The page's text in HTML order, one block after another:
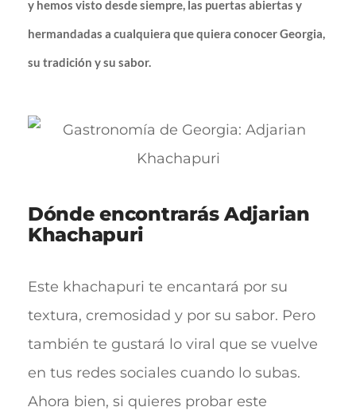
y hemos visto desde siempre, las puertas abiertas y
hermandadas a cualquiera que quiera conocer Georgia,
su tradición y su sabor.
Dónde encontrarás Adjarian
Khachapuri
Este khachapuri te encantará por su
textura, cremosidad y por su sabor. Pero
también te gustará lo viral que se vuelve
en tus redes sociales cuando lo subas.
Ahora bien, si quieres probar este